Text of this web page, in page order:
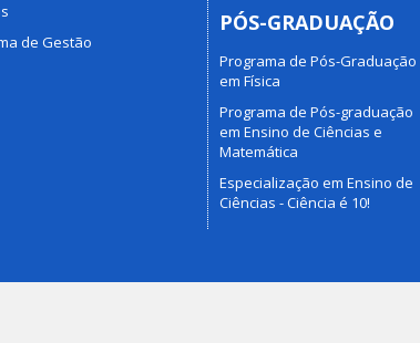
de Gestão
PÓS-GRADUAÇÃO
Programa de Pós-Graduação
em Física
Programa de Pós-graduação
em Ensino de Ciências e
Matemática
Especialização em Ensino de
Ciências - Ciência é 10!